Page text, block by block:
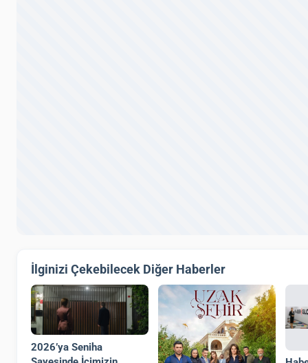
İlginizi Çekebilecek Diğer Haberler
2026’ya Seniha